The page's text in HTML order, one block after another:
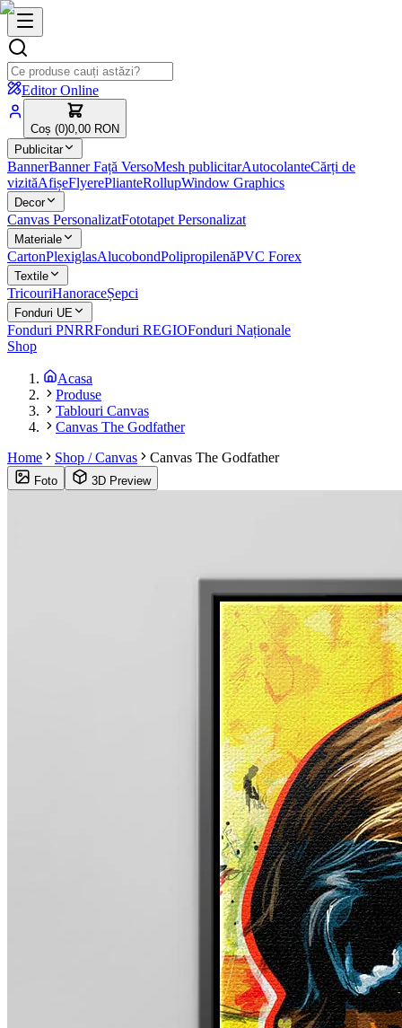
Editor Online
Coș (0)0,00 RON
Publicitar
BannerBanner Față VersoMesh publicitarAutocolanteCărți de
vizităAfișeFlyerePlianteRollupWindow Graphics
Decor
Canvas PersonalizatFototapet Personalizat
Materiale
CartonPlexiglasAlucobondPolipropilenăPVC Forex
Textile
TricouriHanoraceȘepci
Fonduri UE
Fonduri PNRRFonduri REGIOFonduri Naționale
Shop
Acasa
Produse
Tablouri Canvas
Canvas The Godfather
Home
Shop / Canvas Canvas The Godfather
Foto 3D Preview